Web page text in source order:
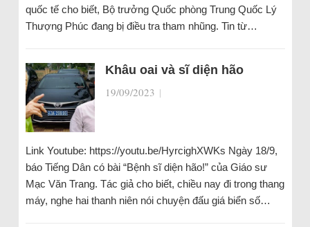
quốc tế cho biết, Bộ trưởng Quốc phòng Trung Quốc Lý
Thượng Phúc đang bị điều tra tham nhũng. Tin từ…
Khâu oai và sĩ diện hão
19/09/2023 |
Link Youtube: https://youtu.be/HyrcighXWKs Ngày 18/9,
báo Tiếng Dân có bài “Bệnh sĩ diện hão!” của Giáo sư
Mạc Văn Trang. Tác giả cho biết, chiều nay đi trong thang
máy, nghe hai thanh niên nói chuyện đấu giá biển số…